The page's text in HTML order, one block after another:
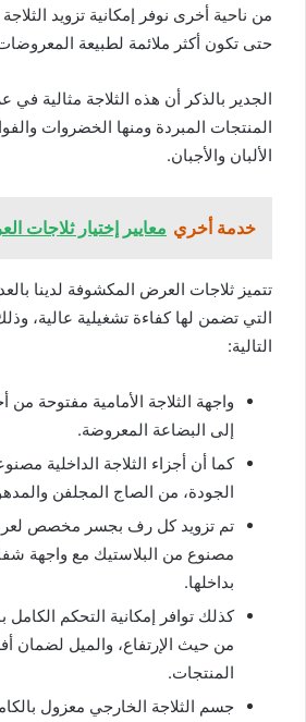
من ناحية أخرى نوفر إمكانية تزويد
حتى تكون أكثر ملائمة لطبيعة
الجدير بالذكر أن هذه الثلاجة مثالية في
المنتجات المبردة ومنها الخضروات
الألبان والأجبان.
خدمة أخري معايير إختيار ثلاجات
تتميز ثلاجات العرض المكشوفة لدينا
التي تضمن لها كفاءة تشغيلية عالية،
التالية:
واجهة الثلاجة الأمامية مفتوحة
إلى البضاعة المعروضة.
كما أن أجزاء الثلاجة الداخلية
الجودة، من الصاج المجلفن
تم تزويد كل رف بجسر مخصص لعرض
مصنوع من البلاستيك مع واجهة
بداخلها.
كذلك توافر إمكانية التحكم
من حيث الإرتفاع، والميل
المنتجات.
جسم الثلاجة الخارجي معزول